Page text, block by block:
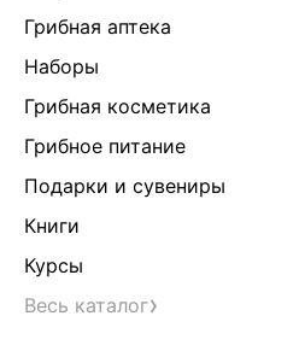
Противовоспалительное
Расторопша
СДВГ
Сердце и сосуды
Снижение веса
Снижение давления
Снижение сахара
Снижение холестерина
Грибная аптека
Наборы
Грибная косметика
Грибное питание
Подарки и сувениры
Книги
Курсы
Весь каталог›